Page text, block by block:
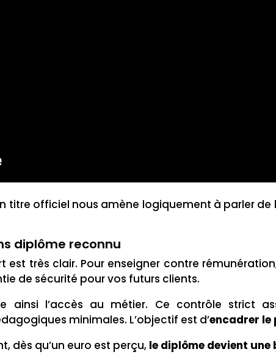
titre officiel nous amène logiquement à parler de
diplôme reconnu
est très clair. Pour enseigner contre
de sécurité pour vos futurs clients.
ainsi l’accès au métier. Ce contrôle strict
minimales. L’objectif est d’encadrer le
dès qu’un euro est perçu, le diplôme devient